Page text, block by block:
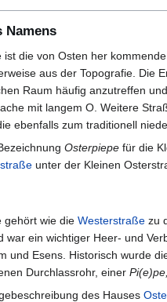
Namens
ist die von Osten her
aus der Topografie. Die
Raum häufig anzutreffen
mit langem O. Weitere
ebenfalls zum traditionell
Osterpiepe für die
unter der Kleinen
gehört wie die Westerstraße zu
war ein wichtiger Heer- und
und Esens. Historisch wurde
Durchlassrohr, einer Pi(e)pe,
des Hauses